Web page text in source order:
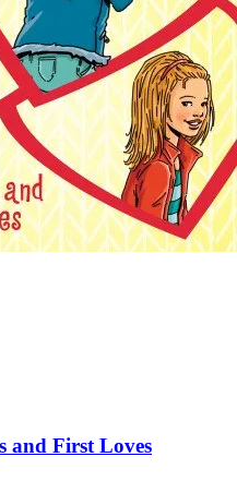
and First Loves